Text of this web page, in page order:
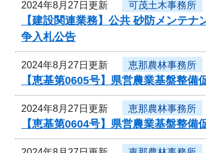
2024年8月27日更新 可茂土木事務所
【建設関連業務】公共 砂防メンテ
争入札公告
2024年8月27日更新 恵那農林事務所
【恵基第0605号】県営農業基盤整
2024年8月27日更新 恵那農林事務所
【恵基第0604号】県営農業基盤整